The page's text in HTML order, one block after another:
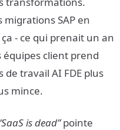
migrations SAP en
- ce qui prenait un an
équipes client prend
travail AI FDE plus
mince.
is dead”pointe